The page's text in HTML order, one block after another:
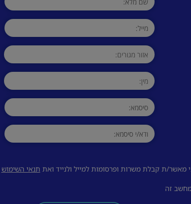
מאשר/ת קבלת משרות ופרסומות למייל ולנייד ואת תנאי השימוש
זה